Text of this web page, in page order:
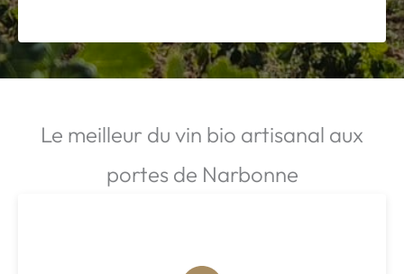
Le meilleur du vin bio artisanal aux
portes de Narbonne